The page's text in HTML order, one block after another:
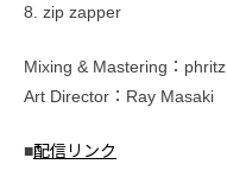
8. zip zapper
Mixing & Mastering：phritz
Art Director：Ray Masaki
■配信リンク